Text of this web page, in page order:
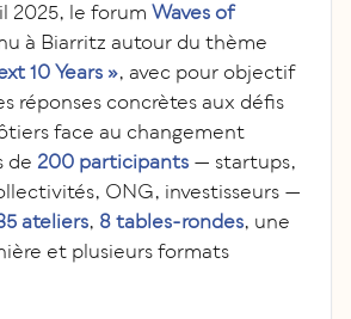
2025, le forum Waves of
à Biarritz autour du thème
10 Years », avec pour objectif
réponses concrètes aux défis
face au changement
de 200 participants — startups,
ONG, investisseurs —
ateliers, 8 tables-rondes, une
et plusieurs formats